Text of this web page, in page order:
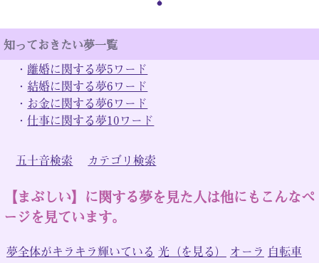
知っておきたい夢一覧
・ 離婚に関する夢5ワード
・ 結婚に関する夢6ワード
・ お金に関する夢6ワード
・仕事に関する夢10ワード
五十音検索 カテゴリ検索
【まぶしい】に関する夢を見た人は他にもこんなペ
ージを見ています。
夢全体がキラキラ輝いている 光（を見る） オーラ 自転車